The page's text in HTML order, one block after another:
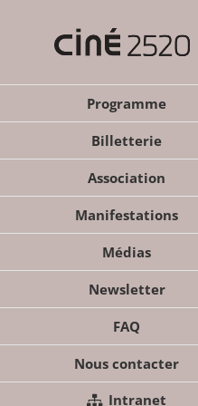
contenu
Programme
Billetterie
Association
Manifestations
Médias
Newsletter
FAQ
Nous contacter
Intranet